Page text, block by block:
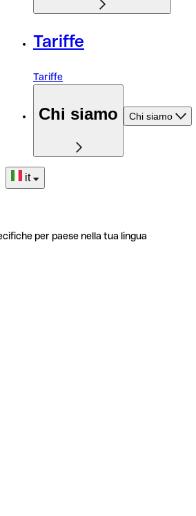
Tariffe
Tariffe
Chi siamo Chi siamo
it
per paese nella tua lingua